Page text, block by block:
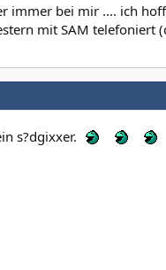
immer bei mir .... ich
mit SAM telefoniert
s?dgixxer.